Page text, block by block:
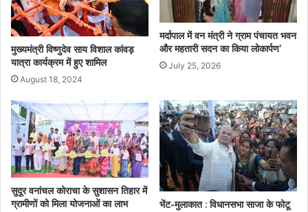
मुख्यमंत्री विष्णुदेव साय विशाल कांवड़
यात्रा कार्यक्रम में हुए शामिल
August 18, 2024
मर्दापाल में वन मंत्री ने ग्राम पंचायत भवन
और महतारी सदन का किया लोकार्पण’
July 25, 2026
सुदूर वनांचल कोराचा के सुशासन तिहार में
ग्रामीणों को मिला योजनाओं का लाभ
भेंट-मुलाकात : विधानसभा साजा के फोटू